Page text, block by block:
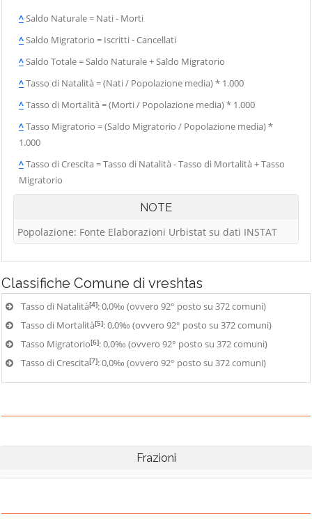
^Saldo Naturale = Nati - Morti
^Saldo Migratorio = Iscritti - Cancellati
^Saldo Totale = Saldo Naturale + Saldo Migratorio
^Tasso di Natalità = (Nati / Popolazione media) * 1.000
^Tasso di Mortalità = (Morti / Popolazione media) * 1.000
^Tasso Migratorio = (Saldo Migratorio / Popolazione media) *
1.000
^Tasso di Crescita = Tasso di Natalità - Tasso di Mortalità + Tasso
Migratorio
NOTE
Popolazione: Fonte Elaborazioni Urbistat su dati INSTAT
Classifiche Comune di vreshtas
Tasso di Natalità[4]: 0,0‰ (ovvero 92° posto su 372 comuni)
Tasso di Mortalità[5]: 0,0‰ (ovvero 92° posto su 372 comuni)
Tasso Migratorio[6]: 0,0‰ (ovvero 92° posto su 372 comuni)
Tasso di Crescita[7]: 0,0‰ (ovvero 92° posto su 372 comuni)
Frazioni